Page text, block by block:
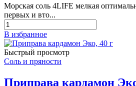
Морская соль 4LIFE мелкая
первых и вто...
Количество
товара
Соль
морская
мелкая
йодированная
4
В избранное
Быстрый просмотр
Соль и пряности
Приправа кардамон